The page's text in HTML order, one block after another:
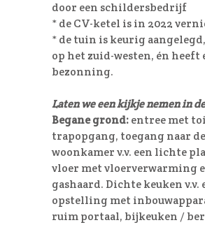
door een schildersbedrijf
* de CV-ketel is in 2022
* de tuin is keurig
op het zuid-westen, én heeft
bezonning.
Laten we een kijkje nemen in
Begane grond: entree met
trapopgang, toegang naar de
woonkamer v.v. een lichte
vloer met vloerverwarming
gashaard. Dichte keuken v.v.
opstelling met
ruim portaal, bijkeuken /